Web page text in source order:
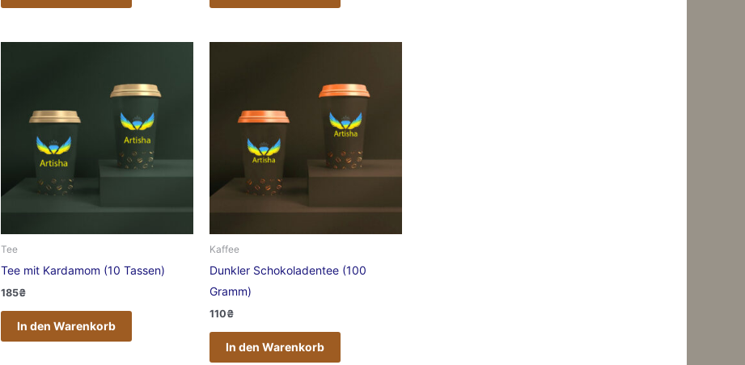
Tee
Tee mit Kardamom (10 Tassen)
185₴
In den Warenkorb
Kaffee
Dunkler Schokoladentee (100
Gramm)
110₴
In den Warenkorb